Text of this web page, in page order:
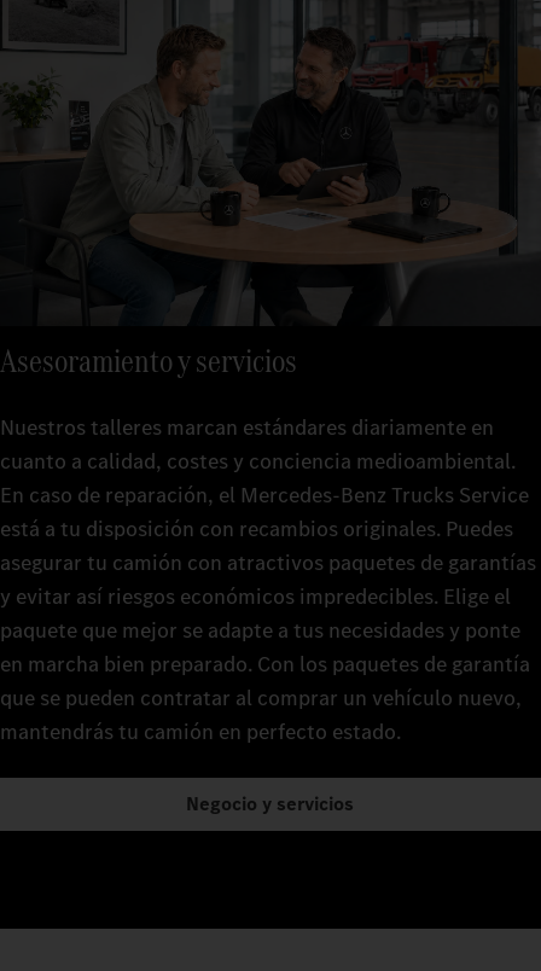
Asesoramiento y servicios
Nuestros talleres marcan estándares diariamente en
cuanto a calidad, costes y conciencia medioambiental.
En caso de reparación, el Mercedes-Benz Trucks Service
está a tu disposición con recambios originales. Puedes
asegurar tu camión con atractivos paquetes de garantías
y evitar así riesgos económicos impredecibles. Elige el
paquete que mejor se adapte a tus necesidades y ponte
en marcha bien preparado. Con los paquetes de garantía
que se pueden contratar al comprar un vehículo nuevo,
mantendrás tu camión en perfecto estado.
Negocio y servicios